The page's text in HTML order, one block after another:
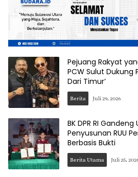
Pejuang Rakyat
PCW Sulut Dukung
Dari Timur’
Berita Juli 29, 2026
BK DPR RI Gandeng
Penyusunan RUU
Berbasis Bukti
Berita Utama Juli 25,